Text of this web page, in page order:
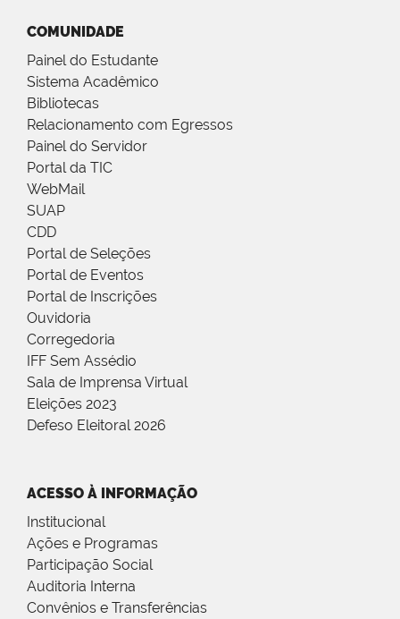
COMUNIDADE
Painel do Estudante
Sistema Acadêmico
Bibliotecas
Relacionamento com Egressos
Painel do Servidor
Portal da TIC
WebMail
SUAP
CDD
Portal de Seleções
Portal de Eventos
Portal de Inscrições
Ouvidoria
Corregedoria
IFF Sem Assédio
Sala de Imprensa Virtual
Eleições 2023
Defeso Eleitoral 2026
ACESSO À INFORMAÇÃO
Institucional
Ações e Programas
Participação Social
Auditoria Interna
Convênios e Transferências